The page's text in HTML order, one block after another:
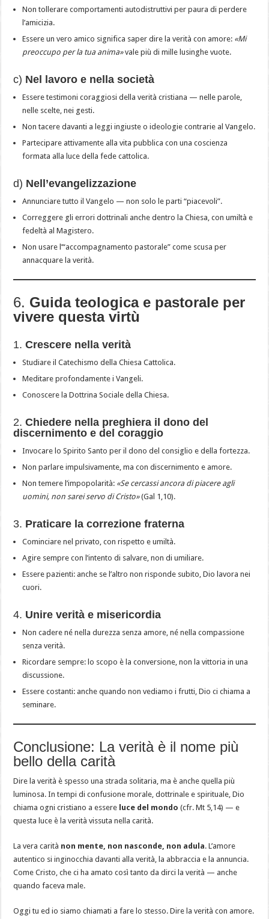
Non tollerare comportamenti autodistruttivi per paura di perdere
l’amicizia.
Essere un vero amico significa saper dire la verità con amore: «Mi
preoccupo per la tua anima»vale più di mille lusinghe vuote.
c) Nel lavoro e nella società
Essere testimoni coraggiosi della verità cristiana — nelle parole,
nelle scelte, nei gesti.
Non tacere davanti a leggi ingiuste o ideologie contrarie al Vangelo.
Partecipare attivamente alla vita pubblica con una coscienza
formata alla luce della fede cattolica.
d) Nell’evangelizzazione
Annunciare tutto il Vangelo — non solo le parti “piacevoli”.
Correggere gli errori dottrinali anche dentro la Chiesa, con umiltà e
fedeltà al Magistero.
Non usare l’“accompagnamento pastorale” come scusa per
annacquare la verità.
6. Guida teologica e pastorale per
vivere questa virtù
1.Crescere nella verità
Studiare il Catechismo della Chiesa Cattolica.
Meditare profondamente i Vangeli.
Conoscere la Dottrina Sociale della Chiesa.
2.Chiedere nella preghiera il dono del
discernimento e del coraggio
Invocare lo Spirito Santo per il dono del consiglio e della fortezza.
Non parlare impulsivamente, ma con discernimento e amore.
Non temere l’impopolarità: «Se cercassi ancora di piacere agli
uomini, non sarei servo di Cristo»(Gal 1,10).
3. Praticare la correzione fraterna
Cominciare nel privato, con rispetto e umiltà.
Agire sempre con l’intento di salvare, non di umiliare.
Essere pazienti: anche se l’altro non risponde subito, Dio lavora nei
cuori.
4. Unire verità e misericordia
Non cadere né nella durezza senza amore, né nella compassione
senza verità.
Ricordare sempre: lo scopo è la conversione, non la vittoria in una
discussione.
Essere costanti: anche quando non vediamo i frutti, Dio ci chiama a
seminare.
Conclusione: La verità è il nome più
bello della carità
Dire la verità è spesso una strada solitaria, ma è anche quella più
luminosa. In tempi di confusione morale, dottrinale e spirituale, Dio
chiama ogni cristiano a essere luce del mondo (cfr. Mt 5,14) — e
questa luce è la verità vissuta nella carità.
La vera carità non mente, non nasconde, non adula. L’amore
autentico si inginocchia davanti alla verità, la abbraccia e la annuncia.
Come Cristo, che ci ha amato così tanto da dirci la verità — anche
quando faceva male.
Oggi tu ed io siamo chiamati a fare lo stesso. Dire la verità con amore.